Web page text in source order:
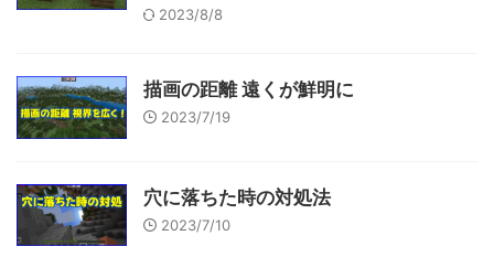
2023/8/8
描画の距離 遠くが鮮明に
2023/7/19
穴に落ちた時の対処法
2023/7/10